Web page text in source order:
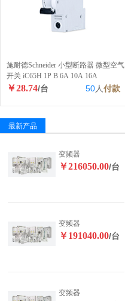
施耐德Schneider 小型断路器 微型空气
开关 iC65H 1P B 6A 10A 16A
￥28.74/台 50人付款
最新产品
变频器
￥216050.00/台
变频器
￥191040.00/台
变频器